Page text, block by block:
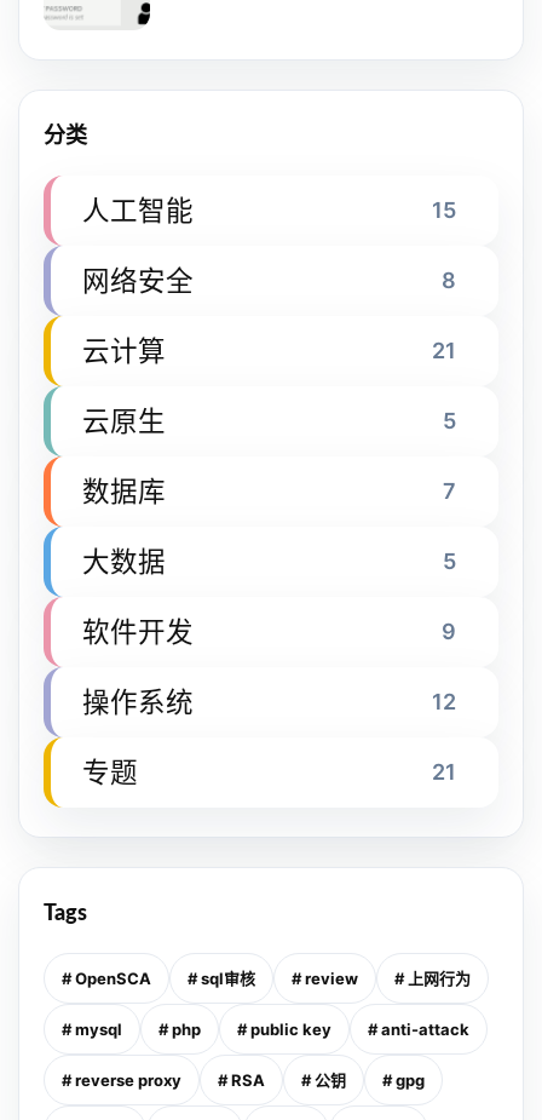
分类
人工智能 15
网络安全 8
云计算 21
云原生 5
数据库 7
大数据 5
软件开发 9
操作系统 12
专题 21
Tags
# OpenSCA # sql审核 # review # 上网行为
# mysql # php # public key # anti-attack
# reverse proxy # RSA # 公钥 # gpg